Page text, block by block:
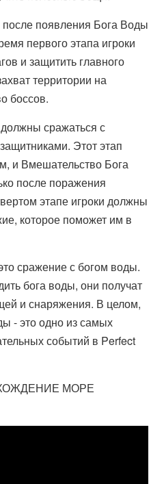
появления Бога Воды
первого этапа игроки
и защитить главного
территории на
боссов.
сражаться с
Этот этап
и Вмешательство Бога
после поражения
этапе игроки должны
которое поможет им в
сражение с богом воды.
бога воды, они получат
и снаряжения. В целом,
- это одно из самых
событий в Perfect
МОРЕ